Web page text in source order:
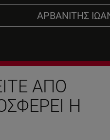
ΑΡΒΑΝΙΤΗΣ
ΑΠΌ
Η